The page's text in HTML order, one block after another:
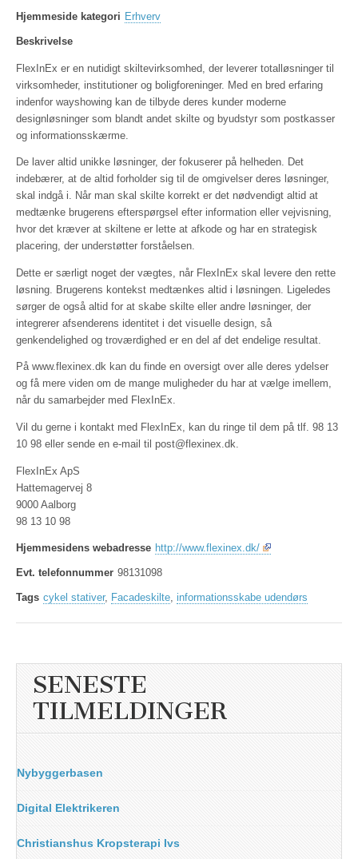
Hjemmeside kategori Erhverv
Beskrivelse
FlexInEx er en nutidigt skiltevirksomhed, der leverer totalløsninger til
virksomheder, institutioner og boligforeninger. Med en bred erfaring
indenfor wayshowing kan de tilbyde deres kunder moderne
designløsninger som blandt andet skilte og byudstyr som postkasser
og informationsskærme.
De laver altid unikke løsninger, der fokuserer på helheden. Det
indebærer, at de altid forholder sig til de omgivelser deres løsninger,
skal indgå i. Når man skal skilte korrekt er det nødvendigt altid at
medtænke brugerens efterspørgsel efter information eller vejvisning,
hvor det kræver at skiltene er lette at afkode og har en strategisk
placering, der understøtter forståelsen.
Dette er særligt noget der vægtes, når FlexInEx skal levere den rette
løsning. Brugerens kontekst medtænkes altid i løsningen. Ligeledes
sørger de også altid for at skabe skilte eller andre løsninger, der
integrerer afsenderens identitet i det visuelle design, så
genkendelighed og troværdighed er en del af det endelige resultat.
På www.flexinex.dk kan du finde en oversigt over alle deres ydelser
og få mere viden om de mange muligheder du har at vælge imellem,
når du samarbejder med FlexInEx.
Vil du gerne i kontakt med FlexInEx, kan du ringe til dem på tlf. 98 13
10 98 eller sende en e-mail til post@flexinex.dk.
FlexInEx ApS
Hattemagervej 8
9000 Aalborg
98 13 10 98
Hjemmesidens webadresse http://www.flexinex.dk/
Evt. telefonnummer 98131098
Tags cykel stativer, Facadeskilte, informationsskabe udendørs
SENESTE
TILMELDINGER
Nybyggerbasen
Digital Elektrikeren
Christianshus Kropsterapi Ivs